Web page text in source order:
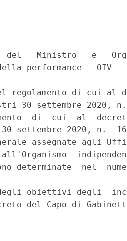
Ministro   e
performance - OIV
regolamento di cui al
30 settembre 2020, n.
di  cui  al
settembre 2020, n.
assegnate agli
determinate  nel
obiettivi degli